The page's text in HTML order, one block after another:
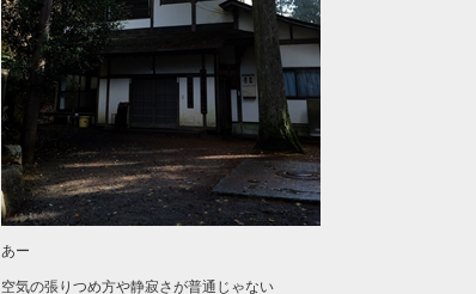
あー
空気の張りつめ方や静寂さが普通じゃない